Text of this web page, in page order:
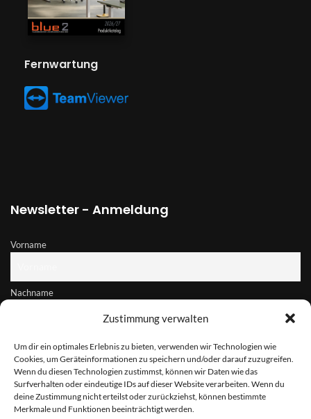
Zustimmung verwalten
Um dir ein optimales Erlebnis zu bieten, verwenden wir Technologien wie
Cookies, um Geräteinformationen zu speichern und/oder darauf zuzugreifen.
Wenn du diesen Technologien zustimmst, können wir Daten wie das
Surfverhalten oder eindeutige IDs auf dieser Website verarbeiten. Wenn du
deine Zustimmung nicht erteilst oder zurückziehst, können bestimmte
Merkmale und Funktionen beeinträchtigt werden.
Fernwartung
Newsletter - Anmeldung
Vorname
Nachname
E-Mail-Adresse
Hiermit akzeptiere ich die Datenschutzbestimmungen